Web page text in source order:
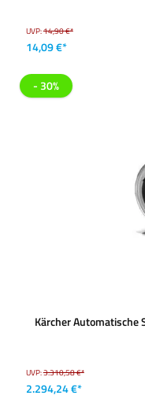
UVP:14,90 €*
14,09 €*
- 30%
Kärcher
UVP:3.310,58 €*
2.294,24 €*